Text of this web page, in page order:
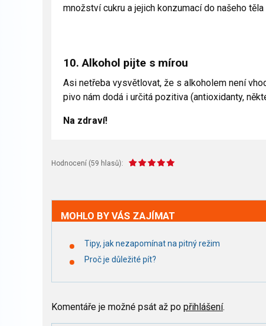
množství cukru a jejich konzumací do našeho
10. Alkohol pijte s mírou
Asi netřeba vysvětlovat, že s alkoholem není
pivo nám dodá i určitá pozitiva (antioxidanty,
Na zdraví!
Hodnocení (59 hlasů):
MOHLO BY VÁS ZAJÍMAT
Tipy, jak nezapomínat na pitný režim
Proč je důležité pít?
Komentáře je možné psát až po přihlášení.